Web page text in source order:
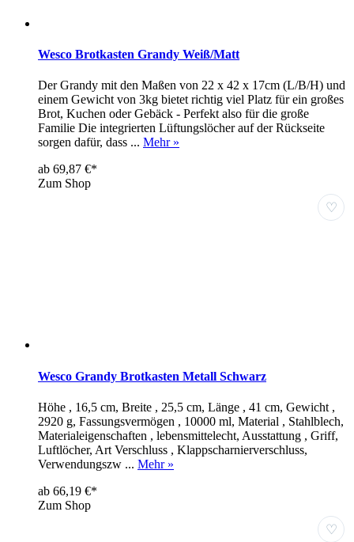
Wesco Brotkasten Grandy Weiß/Matt
Der Grandy mit den Maßen von 22 x 42 x 17cm (L/B/H) und
einem Gewicht von 3kg bietet richtig viel Platz für ein großes
Brot, Kuchen oder Gebäck - Perfekt also für die große
Familie Die integrierten Lüftungslöcher auf der Rückseite
sorgen dafür, dass ... Mehr »
ab 69,87 €*
Zum Shop
♡
Wesco Grandy Brotkasten Metall Schwarz
Höhe , 16,5 cm, Breite , 25,5 cm, Länge , 41 cm, Gewicht ,
2920 g, Fassungsvermögen , 10000 ml, Material , Stahlblech,
Materialeigenschaften , lebensmittelecht, Ausstattung , Griff,
Luftlöcher, Art Verschluss , Klappscharnierverschluss,
Verwendungszw ... Mehr »
ab 66,19 €*
Zum Shop
♡